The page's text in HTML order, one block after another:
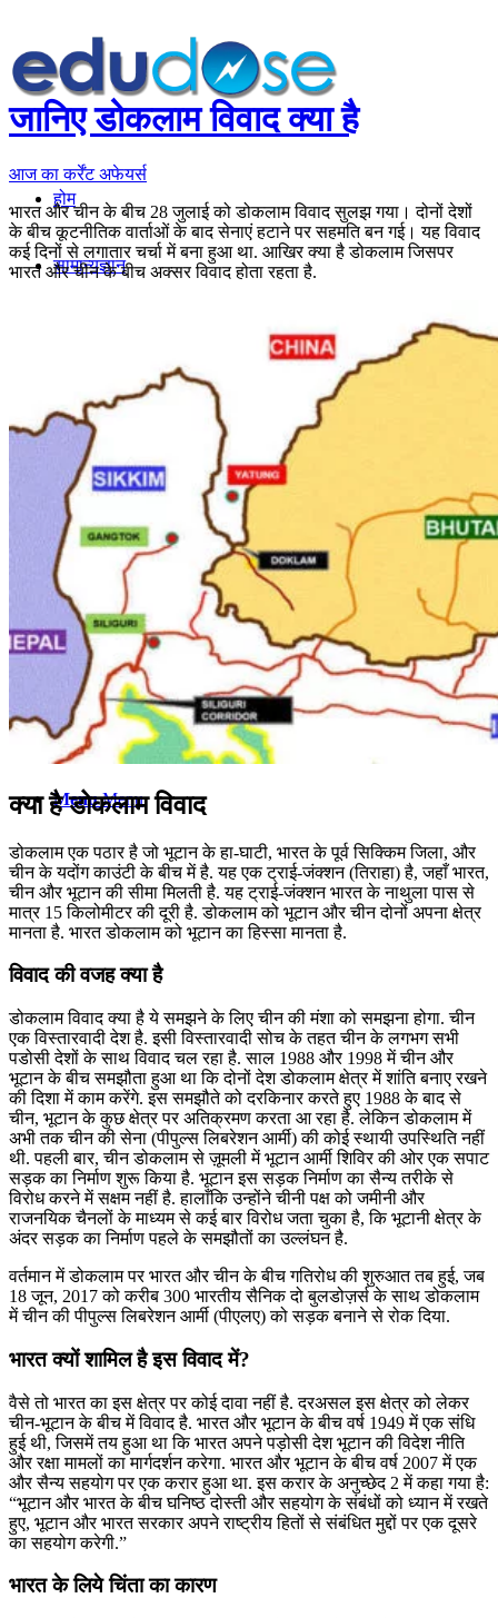
होम
सामान्यज्ञान
गणित
तर्कशक्ति
कंप्यूटर
अंग्रेजी
मॉक टेस्ट
टुडेज जीके
Menu Menu
जानिए डोकलाम विवाद क्या है
आज का कर्रेंट अफेयर्स
भारत और चीन के बीच 28 जुलाई को डोकलाम विवाद सुलझ गया। दोनों देशों
के बीच कूटनीतिक वार्ताओं के बाद सेनाएं हटाने पर सहमति बन गई। यह विवाद
कई दिनों से लगातार चर्चा में बना हुआ था. आखिर क्या है डोकलाम जिसपर
भारत और चीन के बीच अक्सर विवाद होता रहता है.
क्या है डोकलाम विवाद
डोकलाम एक पठार है जो भूटान के हा-घाटी, भारत के पूर्व सिक्किम जिला, और
चीन के यदोंग काउंटी के बीच में है. यह एक ट्राई-जंक्शन (तिराहा) है, जहाँ भारत,
चीन और भूटान की सीमा मिलती है. यह ट्राई-जंक्शन भारत के नाथुला पास से
मात्र 15 किलोमीटर की दूरी है. डोकलाम को भूटान और चीन दोनों अपना क्षेत्र
मानता है. भारत डोकलाम को भूटान का हिस्सा मानता है.
विवाद की वजह क्या है
डोकलाम विवाद क्या है ये समझने के लिए चीन की मंशा को समझना होगा. चीन
एक विस्तारवादी देश है. इसी विस्तारवादी सोच के तहत चीन के लगभग सभी
पडोसी देशों के साथ विवाद चल रहा है. साल 1988 और 1998 में चीन और
भूटान के बीच समझौता हुआ था कि दोनों देश डोकलाम क्षेत्र में शांति बनाए रखने
की दिशा में काम करेंगे. इस समझौते को दरकिनार करते हुए 1988 के बाद से
चीन, भूटान के कुछ क्षेत्र पर अतिक्रमण करता आ रहा है. लेकिन डोकलाम में
अभी तक चीन की सेना (पीपुल्स लिबरेशन आर्मी) की कोई स्थायी उपस्थिति नहीं
थी. पहली बार, चीन डोकलाम से ज़ूमली में भूटान आर्मी शिविर की ओर एक सपाट
सड़क का निर्माण शुरू किया है. भूटान इस सड़क निर्माण का सैन्य तरीके से
विरोध करने में सक्षम नहीं है. हालाँकि उन्होंने चीनी पक्ष को जमीनी और
राजनयिक चैनलों के माध्यम से कई बार विरोध जता चुका है, कि भूटानी क्षेत्र के
अंदर सड़क का निर्माण पहले के समझौतों का उल्लंघन है.
वर्तमान में डोकलाम पर भारत और चीन के बीच गतिरोध की शुरुआत तब हुई, जब
18 जून, 2017 को करीब 300 भारतीय सैनिक दो बुलडोज़र्स के साथ डोकलाम
में चीन की पीपुल्स लिबरेशन आर्मी (पीएलए) को सड़क बनाने से रोक दिया.
भारत क्यों शामिल है इस विवाद में?
वैसे तो भारत का इस क्षेत्र पर कोई दावा नहीं है. दरअसल इस क्षेत्र को लेकर
चीन-भूटान के बीच में विवाद है. भारत और भूटान के बीच वर्ष 1949 में एक संधि
हुई थी, जिसमें तय हुआ था कि भारत अपने पड़ोसी देश भूटान की विदेश नीति
और रक्षा मामलों का मार्गदर्शन करेगा. भारत और भूटान के बीच वर्ष 2007 में एक
और सैन्य सहयोग पर एक करार हुआ था. इस करार के अनुच्छेद 2 में कहा गया है:
“भूटान और भारत के बीच घनिष्ठ दोस्ती और सहयोग के संबंधों को ध्यान में रखते
हुए, भूटान और भारत सरकार अपने राष्ट्रीय हितों से संबंधित मुद्दों पर एक दूसरे
का सहयोग करेगी.”
भारत के लिये चिंता का कारण